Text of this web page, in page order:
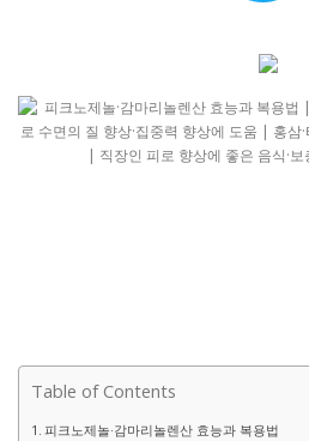
Table of Contents
피크노제놀·감마리놀렌산 효능과 복용법